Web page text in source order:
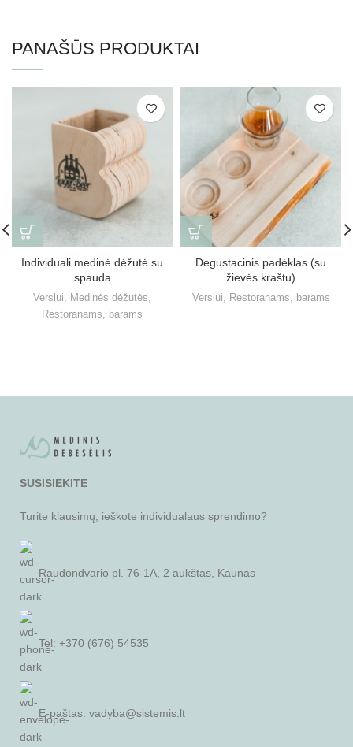
PANAŠŪS PRODUKTAI
Individuali medinė dėžutė su
spauda
Verslui, Medinės dėžutės,
Restoranams, barams
Degustacinis padėklas (su
žievės kraštu)
Verslui, Restoranams, barams
SUSISIEKITE
Turite klausimų, ieškote individualaus sprendimo?
Raudondvario pl. 76-1A, 2 aukštas, Kaunas
Tel: +370 (676) 54535
E-paštas: vadyba@sistemis.lt